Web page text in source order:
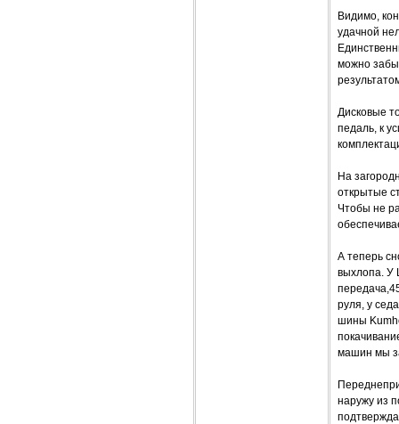
Видимо,
удачной
можно
Дисковые
педаль, к
На
открытые
Чтобы не
А теперь
выхлопа. У
руля, у
шины
машин мы
наружу из